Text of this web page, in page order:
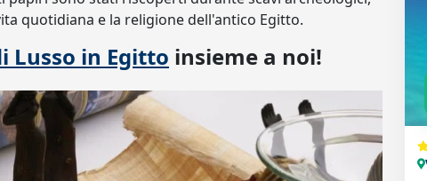
quotidiana e la religione dell'antico Egitto.
Lusso in Egitto insieme a noi!